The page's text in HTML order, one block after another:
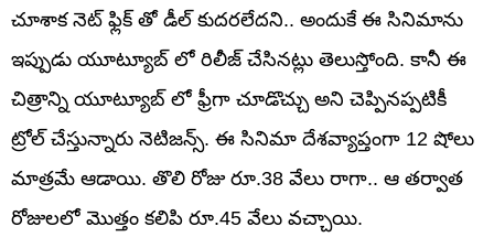
చూశాక నెట్ ఫ్లిక్ తో డీల్ కుదరలేదని.. అందుకే ఈ సినిమాను
ఇప్పుడు యూట్యూబ్ లో రిలీజ్ చేసినట్లు తెలుస్తోంది. కానీ ఈ
చిత్రాన్ని యూట్యూబ్ లో ఫ్రీగా చూడొచ్చు అని చెప్పినప్పటికీ
ట్రోల్ చేస్తున్నారు నెటిజన్స్. ఈ సినిమా దేశవ్యాప్తంగా 12 షోలు
మాత్రమే ఆడాయి. తొలి రోజు రూ.38 వేలు రాగా.. ఆ తర్వాత
రోజులలో మొత్తం కలిపి రూ.45 వేలు వచ్చాయి.